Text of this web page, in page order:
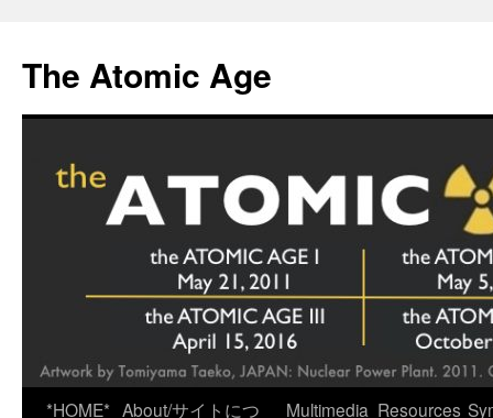
content
The Atomic Age
*HOME* About/サイトにつ
Multimedia Resources